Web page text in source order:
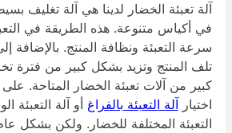
آلة تعبئة الخضار لدينا هي آلة تغليف بسيطة
في أكياس متنوعة. هذه الطريقة في
سرعة التعبئة ونظافة المنتج. بالإضافة إلى
تلف المنتج وتزيد بشكل كبير من فترة تخزين
كبير من آلات تعبئة الخضار المتاحة. على
اختيارآلة التعبئة بالفراغأو آلة التعبئة
التعبئة المختلفة للخضار. ولكن بشكل عام،